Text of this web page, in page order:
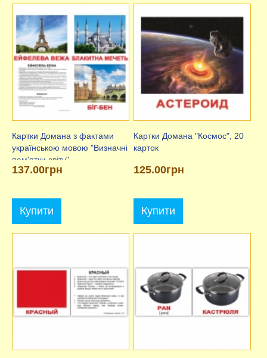
Картки Домана з фактами
українською мовою "Визначні
пам'ятки світу"
137.00грн
Купити
Картки Домана "Космос", 20
карток
125.00грн
Купити